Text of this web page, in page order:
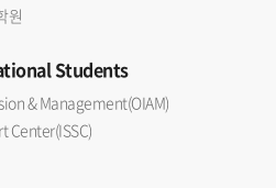
원
Students
& Management(OIAM)
Center(ISSC)